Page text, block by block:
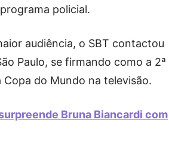
policial.
audiência, o SBT contactou
Paulo, se firmando como a 2ª
do Mundo na televisão.
Bruna Biancardi com